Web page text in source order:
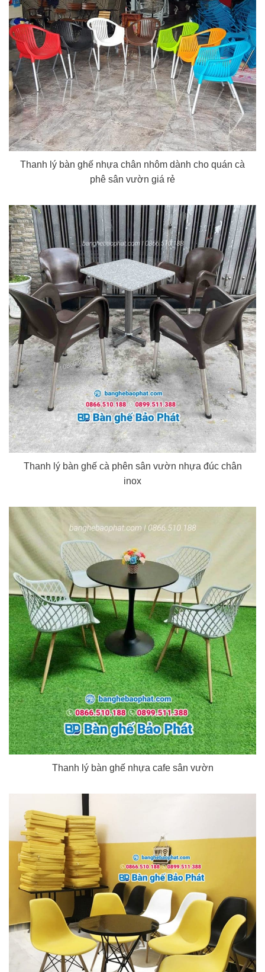
Thanh lý bàn ghế nhựa chân nhôm dành cho quán cà
phê sân vườn giá rẻ
Thanh lý bàn ghế cà phên sân vườn nhựa đúc chân
inox
Thanh lý bàn ghế nhựa cafe sân vườn